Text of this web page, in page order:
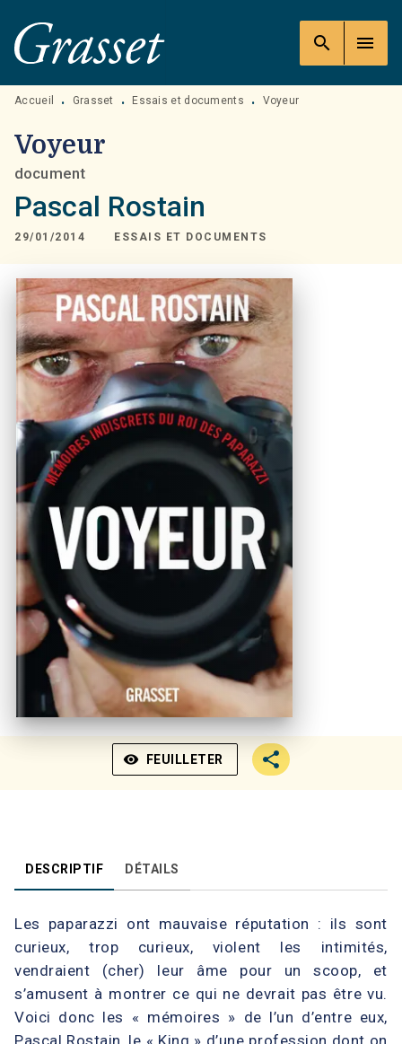
MENU RECHERCHE
PIED DE PAGE
search menu
Accueil • Grasset • Essais et documents • Voyeur
Voyeur
document
Pascal Rostain
29/01/2014 ESSAIS ET DOCUMENTS
visibility FEUILLETER
DESCRIPTIF DÉTAILS
Les paparazzi ont mauvaise réputation : ils sont
curieux, trop curieux, violent les intimités,
vendraient (cher) leur âme pour un scoop, et
s’amusent à montrer ce qui ne devrait pas être vu.
Voici donc les « mémoires » de l’un d’entre eux,
Pascal Rostain, le « King » d’une profession dont on